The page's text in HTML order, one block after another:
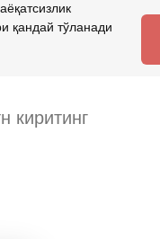
қандай тўланади